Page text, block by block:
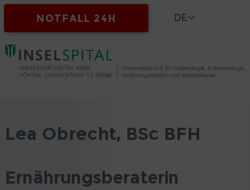
NOTFALL 24H DE
Lea Obrecht, BSc BFH
Ernährungsberaterin